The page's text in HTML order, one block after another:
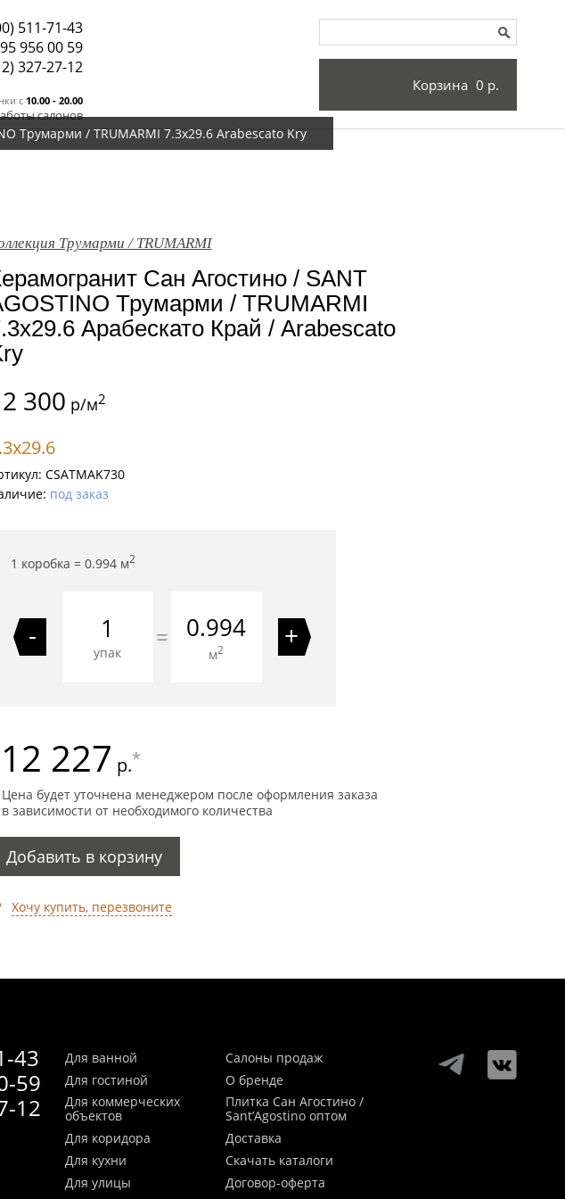
511-71-43
956 00 59
c 10.00 - 20.00
салонов
327-27-12
Корзина 0 р.
Трумарми / TRUMARMI 7.3x29.6 Arabescato Kry
Трумарми / TRUMARMI
Сан Агостино / SANT
Трумарми / TRUMARMI
Арабескато Край / Arabescato
300 р/м2
CSATMAK730
под заказ
1 коробка = 0.994м2
-
упак
= 0.994
м2 +
12 227 р.*
Цена будет уточнена менеджером после оформления заказа
в зависимости от необходимого количества
Добавить в корзину
Хочу купить, перезвоните
43
59
12
Для ванной
Для гостиной
Для коммерческих
объектов
Для коридора
Для кухни
Для улицы
Салоны продаж
О бренде
Плитка Сан Агостино /
Sant’Agostino оптом
Доставка
Скачать каталоги
Договор-оферта